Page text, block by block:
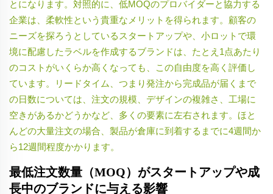
とになります。対照的に、低MOQのプロバイダーと協力する
企業は、柔軟性という貴重なメリットを得られます。顧客の
ニーズを探ろうとしているスタートアップや、小ロットで環
境に配慮したラベルを作成するブランドは、たとえ1点あたり
のコストがいくらか高くなっても、この自由度を高く評価し
ています。リードタイム、つまり発注から完成品が届くまで
の日数については、注文の規模、デザインの複雑さ、工場に
空きがあるかどうかなど、多くの要素に左右されます。ほと
んどの大量注文の場合、製品が倉庫に到着するまでに4週間か
ら12週間程度かかります。
最低注文数量（MOQ）がスタートアップや成
長中のブランドに与える影響